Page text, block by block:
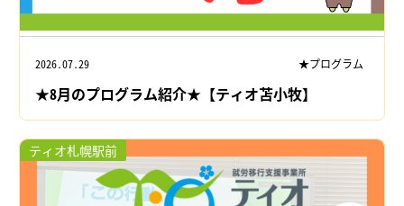
2026.07.29 ★プログラム
★8月のプログラム紹介★【ティオ苫小牧】
ティオ札幌駅前